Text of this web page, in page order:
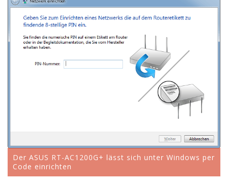
Der ASUS RT-AC1200G+ lässt sich unter Windows per
Code einrichten